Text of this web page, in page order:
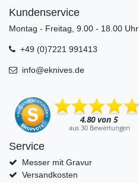
Kundenservice
Montag - Freitag, 9.00 - 18.00 Uhr
+49 (0)7221 991413
info@eknives.de
Service
Messer mit Gravur
Versandkosten